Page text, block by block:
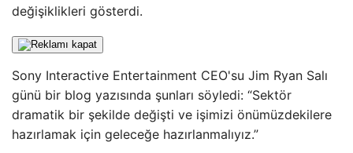
değişiklikleri gösterdi.
Sony Interactive Entertainment CEO'su Jim Ryan Salı
günü bir blog yazısında şunları söyledi: “Sektör
dramatik bir şekilde değişti ve işimizi önümüzdekilere
hazırlamak için geleceğe hazırlanmalıyız.”